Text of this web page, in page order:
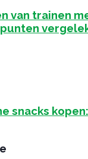
van trainen
snacks